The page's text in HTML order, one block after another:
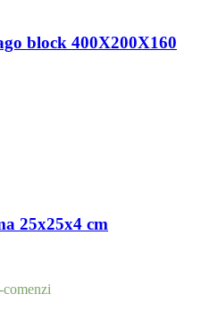
block 400X200X160
25x25x4 cm